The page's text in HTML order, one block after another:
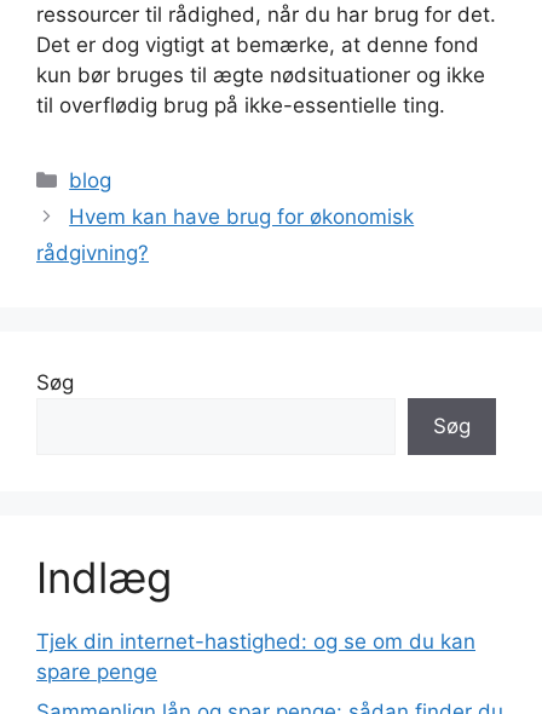
ressourcer til rådighed, når du har brug for det.
Det er dog vigtigt at bemærke, at denne fond
kun bør bruges til ægte nødsituationer og ikke
til overflødig brug på ikke-essentielle ting.
Kategorier
blog
Hvem kan have brug for økonomisk
rådgivning?
Søg
Søg
Indlæg
Tjek din internet-hastighed: og se om du kan
spare penge